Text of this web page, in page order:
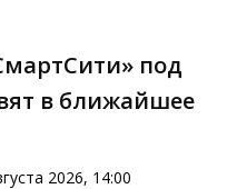
под
в ближайшее
2026, 14:00